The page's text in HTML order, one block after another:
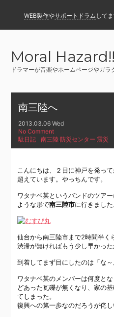
WEB製作やサポートドラム してま
Moral Hazard!!
ドラマーが音楽やホームページやガラ
南三陸へ
2013.03.06 Wed
No Comment
駄日記
南三陸,防災センター,震災
こんにちは、２日に神戸を発っ
超えています。やっちんです。
ワタナベ某というバンドのツア
ような形で南三陸市に行きました
仙台から南三陸市まで2時間半く
渋滞が無ければもう少し早かった
到着してまず目にしたのは「な～
ワタナベ某のメンバーは何度と
どあった瓦礫が無くなり、家の
てしまった。
復興への第一歩なのだろうが侘し